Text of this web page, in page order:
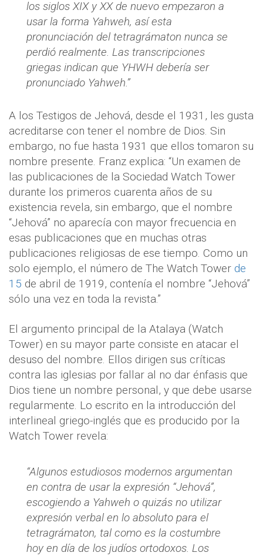
los siglos XIX y XX de nuevo empezaron a
usar la forma Yahweh, así esta
pronunciación del tetragrámaton nunca se
perdió realmente. Las transcripciones
griegas indican que YHWH debería ser
pronunciado Yahweh.”
A los Testigos de Jehová, desde el 1931, les gusta
acreditarse con tener el nombre de Dios. Sin
embargo, no fue hasta 1931 que ellos tomaron su
nombre presente. Franz explica: “Un examen de
las publicaciones de la Sociedad Watch Tower
durante los primeros cuarenta años de su
existencia revela, sin embargo, que el nombre
“Jehová” no aparecía con mayor frecuencia en
esas publicaciones que en muchas otras
publicaciones religiosas de ese tiempo. Como un
solo ejemplo, el número de The Watch Tower de
15 de abril de 191 9, contenía el nombre “Jehová”
sólo una vez en toda la revista.”
El argumento principal de la Atalaya (Watch
Tower) en su mayor parte consiste en atacar el
desuso del nombre. Ellos dirigen sus críticas
contra las iglesias por fallar al no dar énfasis que
Dios tiene un nombre personal, y que debe usarse
regularmente. Lo escrito en la introducción del
interlineal griego-inglés que es producido por la
Watch Tower revela:
“Algunos estudiosos modernos argumentan
en contra de usar la expresión “Jehová”,
escogiendo a Yahweh o quizás no utilizar
expresión verbal en lo absoluto para el
tetragrámaton, tal como es la costumbre
hoy en día de los judíos ortodoxos. Los